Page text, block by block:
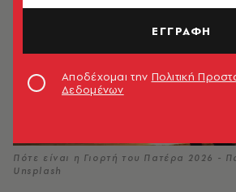
Πότε είναι η Γιορτή του Πατέρα 2026 -
Unsplash
ΕΓΓΡΑΦΗ
Αποδέχομαι την Πολιτική
Δεδομένων